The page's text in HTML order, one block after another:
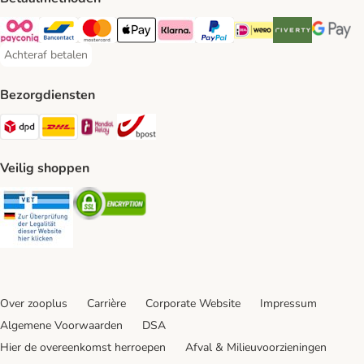
Payconiq Payment Method
Bancontact Payment Method
Mastercard Payment Method
Apple Pay Payment Method
Klarna Payment Method
PayPal Payment Method
iDeal Payment Method
Riverty Payment
Google
Achteraf betalen
Achteraf betalen Payment Method
Bezorgdiensten
Dpd Shipping Method
DHL Shipping Method
Mondial Relay Shipping Method
Veilig shoppen
Security Security
Over zooplus Carrière Corporate Website
Impressum
Algemene Voorwaarden
DSA
Hier de overeenkomst herroepen
Afval & Milieuvoorzieningen